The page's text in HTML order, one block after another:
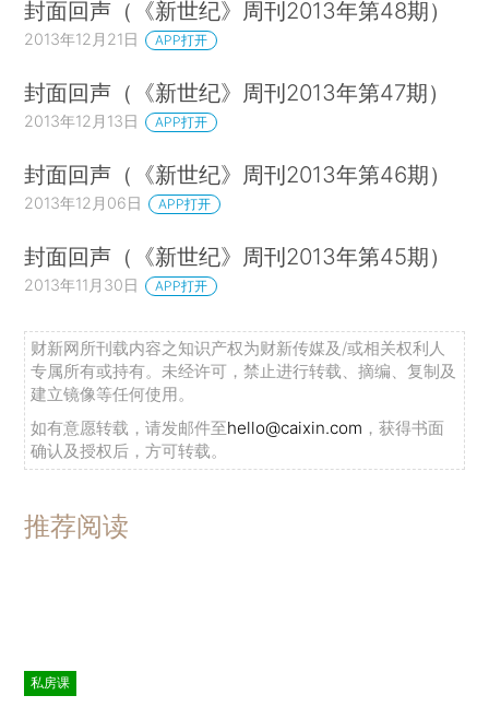
封面回声（《新世纪》周刊2013年第48期）
2013年12月21日 APP打开
封面回声（《新世纪》周刊2013年第47期）
2013年12月13日 APP打开
封面回声（《新世纪》周刊2013年第46期）
2013年12月06日 APP打开
封面回声（《新世纪》周刊2013年第45期）
2013年11月30日 APP打开
财新网所刊载内容之知识产权为财新传媒及/或相关权利人
专属所有或持有。未经许可，禁止进行转载、摘编、复制及
建立镜像等任何使用。
如有意愿转载，请发邮件至hello@caixin.com ，获得书面
确认及授权后，方可转载。
推荐阅读
私房课